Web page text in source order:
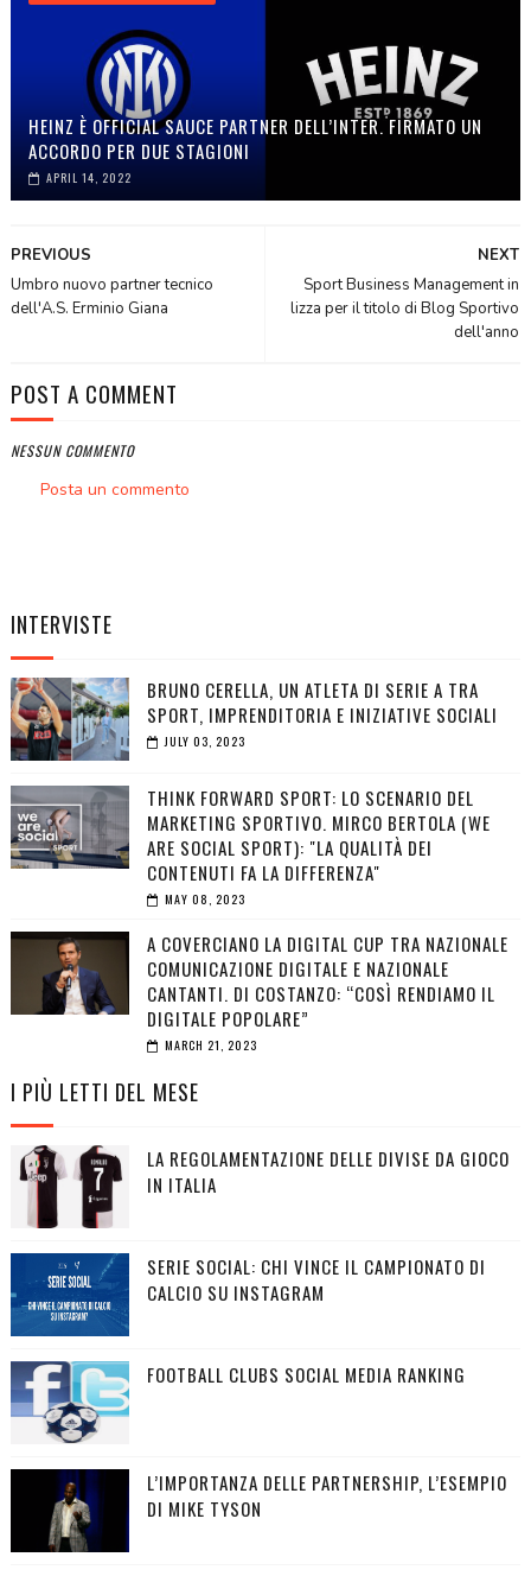
HEINZ È OFFICIAL SAUCE PARTNER DELL’INTER. FIRMATO UN
ACCORDO PER DUE STAGIONI
APRIL 14, 2022
NEXT
Sport Business Management in
lizza per il titolo di Blog Sportivo
dell'anno
PREVIOUS
Umbro nuovo partner tecnico
dell'A.S. Erminio Giana
POST A COMMENT
NESSUN COMMENTO
Posta un commento
INTERVISTE
BRUNO CERELLA, UN ATLETA DI SERIE A TRA
SPORT, IMPRENDITORIA E INIZIATIVE SOCIALI
JULY 03, 2023
THINK FORWARD SPORT: LO SCENARIO DEL
MARKETING SPORTIVO. MIRCO BERTOLA (WE
ARE SOCIAL SPORT): "LA QUALITÀ DEI
CONTENUTI FA LA DIFFERENZA"
MAY 08, 2023
A COVERCIANO LA DIGITAL CUP TRA NAZIONALE
COMUNICAZIONE DIGITALE E NAZIONALE
CANTANTI. DI COSTANZO: “COSÌ RENDIAMO IL
DIGITALE POPOLARE”
MARCH 21, 2023
I PIÙ LETTI DEL MESE
LA REGOLAMENTAZIONE DELLE DIVISE DA GIOCO
IN ITALIA
SERIE SOCIAL: CHI VINCE IL CAMPIONATO DI
CALCIO SU INSTAGRAM
FOOTBALL CLUBS SOCIAL MEDIA RANKING
L’IMPORTANZA DELLE PARTNERSHIP, L’ESEMPIO
DI MIKE TYSON